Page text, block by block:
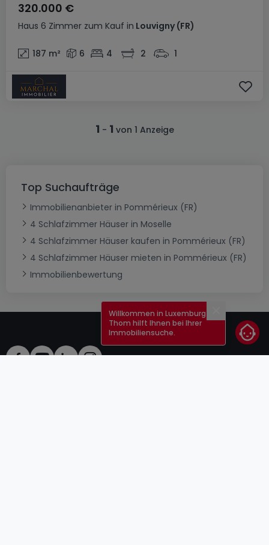
Haus 6 Zimmer zum Kauf in Louvigny (FR)
320.000 €
187 m² 6 4 2 1
1 - 1 von 1 Anzeige
Top Suchaufträge
Immobilienanbieter in Pommérieux (FR)
4 Schlafzimmer Häuser in Moselle
4 Schlafzimmer Häuser kaufen in Pommérieux (FR)
4 Schlafzimmer Häuser mieten in Pommérieux (FR)
Immobilienbewertung
Schließen
Willkommen in Luxemburg!
Thom hilft Ihnen bei Ihrer
Immobiliensuche.